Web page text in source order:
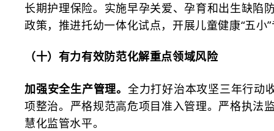
长期护理保险。实施早孕关爱、孕育和出生缺陷
政策，推进托幼一体化试点，开展儿童健康“五
（十）有力有效防范化解重点领域风险
加强安全生产管理。 全力打好治本攻坚三年行动
项整治。严格规范高危项目准入管理。严格执法
慧化监管水平。